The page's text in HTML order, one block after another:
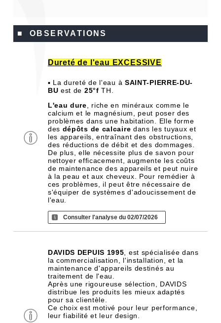
■ OBSERVATIONS
Dureté de l'eau EXCESSIVE
▪ La dureté de l'eau à SAINT-PIERRE-DU-
BU est de 25°f TH.
L'eau dure , riche en minéraux comme le
calcium et le magnésium, peut poser des
problèmes dans une habitation. Elle forme
des dépôts de calcaire dans les tuyaux et
les appareils, entraînant des obstructions,
des réductions de débit et des dommages.
De plus, elle nécessite plus de savon pour
nettoyer efficacement, augmente les coûts
de maintenance des appareils et peut nuire
à la peau et aux cheveux. Pour remédier à
ces problèmes, il peut être nécessaire de
s'équiper de systèmes d'adoucissement de
l'eau.
Consulter l'analyse du 02/07/2026
DAVIDS DEPUIS 1995 , est spécialisée dans
la commercialisation, l'installation, et la
maintenance d'appareils destinés au
traitement de l'eau.
Après une rigoureuse sélection, DAVIDS
distribue les produits les mieux adaptés
pour sa clientèle.
Ce choix est motivé pour leur performance,
leur fiabilité et leur design.